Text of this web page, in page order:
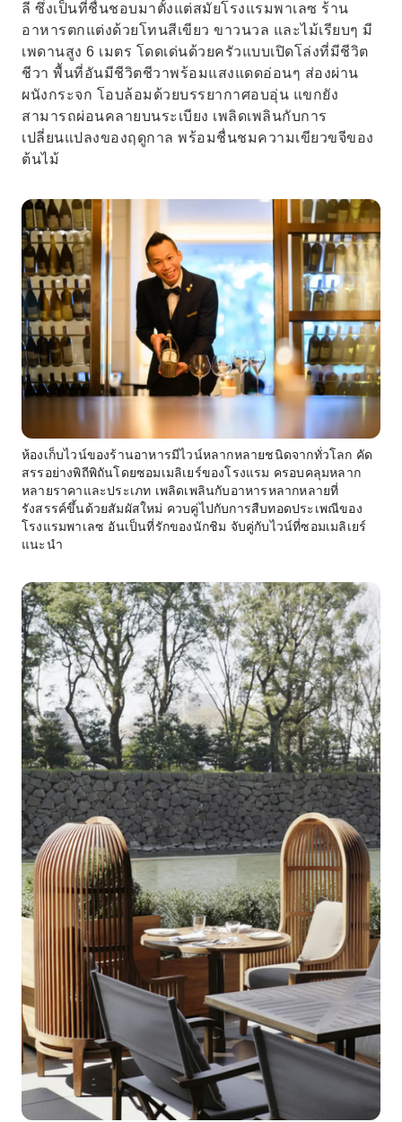
ลี ซึ่งเป็นที่ชื่นชอบมาตั้งแต่สมัยโรงแรมพาเลซ ร้าน
อาหารตกแต่งด้วยโทนสีเขียว ขาวนวล และไม้เรียบๆ มี
เพดานสูง 6 เมตร โดดเด่นด้วยครัวแบบเปิดโล่งที่มีชีวิต
ชีวา พื้นที่อันมีชีวิตชีวาพร้อมแสงแดดอ่อนๆ ส่องผ่าน
ผนังกระจก โอบล้อมด้วยบรรยากาศอบอุ่น แขกยัง
สามารถผ่อนคลายบนระเบียง เพลิดเพลินกับการ
เปลี่ยนแปลงของฤดูกาล พร้อมชื่นชมความเขียวขจีของ
ต้นไม้
ห้องเก็บไวน์ของร้านอาหารมีไวน์หลากหลายชนิดจากทั่วโลก คัด
สรรอย่างพิถีพิถันโดยซอมเมลิเยร์ของโรงแรม ครอบคลุมหลาก
หลายราคาและประเภท เพลิดเพลินกับอาหารหลากหลายที่
รังสรรค์ขึ้นด้วยสัมผัสใหม่ ควบคู่ไปกับการสืบทอดประเพณีของ
โรงแรมพาเลซ อันเป็นที่รักของนักชิม จับคู่กับไวน์ที่ซอมเมลิเยร์
แนะนำ